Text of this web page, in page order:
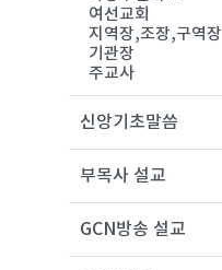
여선교회
지역장,조장,구역장
기관장
주교사
신앙기초말씀
부목사 설교
GCN방송 설교